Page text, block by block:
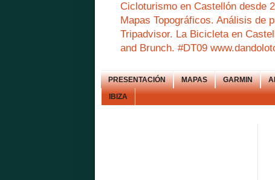
Cicloturismo en Castellón desde
Mapas Topográficos. Análisis de
Tripadvisor. La Bicicleta en
and Brunch. #DT09
PRESENTACIÓN MAPAS GARMIN
IBIZA